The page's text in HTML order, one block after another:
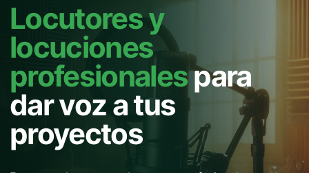
Locutores y
locuciones
profesionalespara
dar voz a tus
proyectos